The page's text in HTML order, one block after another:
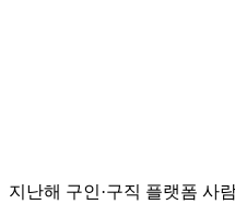
지난해 구인·구직 플랫폼 사